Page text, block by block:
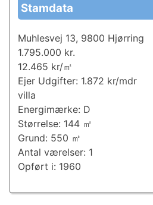
Stamdata
Muhlesvej 13, 9800 Hjørring
1.795.000 kr.
12.465 kr/㎡
Ejer Udgifter: 1.872 kr/mdr
villa
Energimærke: D
Størrelse: 144 ㎡
Grund: 550 ㎡
Antal værelser: 1
Opført i: 1960